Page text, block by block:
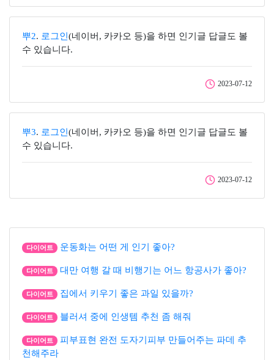
뿌2. 로그인 (네이버, 카카오 등)을 하면 인기글 답글도 볼
수 있습니다.
2023-07-12
뿌3. 로그인 (네이버, 카카오 등)을 하면 인기글 답글도 볼
수 있습니다.
2023-07-12
다이어트 운동화는 어떤 게 인기 좋아?
다이어트 대만 여행 갈 때 비행기는 어느 항공사가 좋아?
다이어트 집에서 키우기 좋은 과일 있을까?
다이어트 블러셔 중에 인생템 추천 좀 해줘
다이어트
피부표현 완전 도자기피부 만들어주는 파데 추
천해주라